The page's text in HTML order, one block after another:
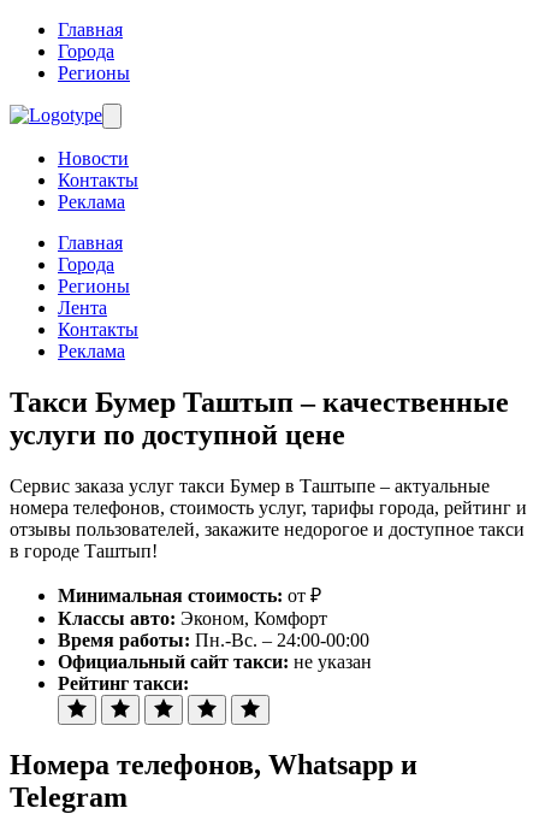
Главная
Города
Регионы
Новости
Контакты
Реклама
Главная
Города
Регионы
Лента
Контакты
Реклама
Такси Бумер Таштып– качественные
услуги по доступной цене
Сервис заказа услуг такси Бумер в Таштыпе – актуальные
номера телефонов, стоимость услуг, тарифы города, рейтинг и
отзывы пользователей, закажите недорогое и доступное такси
в городе Таштып!
Минимальная стоимость: от ₽
Классы авто: Эконом, Комфорт
Время работы: Пн.-Вс. – 24:00-00:00
Официальный сайт такси: не указан
Рейтинг такси:
Номера телефонов, Whatsapp и
Telegram